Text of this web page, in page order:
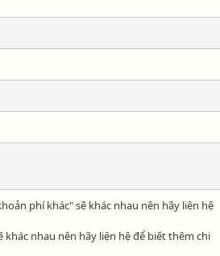
phí khác" sẽ khác nhau nên hãy liên hệ
khác nhau nên hãy liện hệ để biết thêm chi